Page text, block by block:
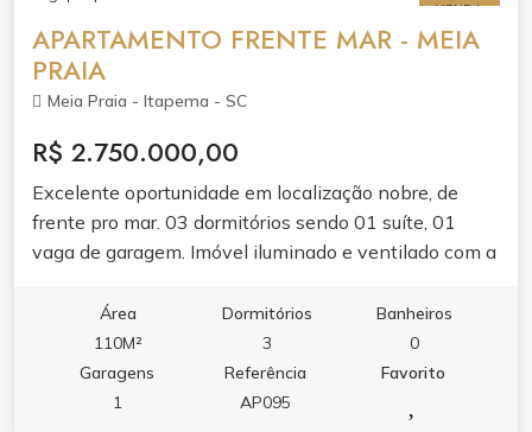
VENDA
APARTAMENTO FRENTE MAR - MEIA
PRAIA
Meia Praia - Itapema - SC
R$ 2.750.000,00
Excelente oportunidade em localização nobre, de
frente pro mar. 03 dormitórios sendo 01 suíte, 01
vaga de garagem. Imóvel iluminado e ventilado com a
família ou garantir alta rentabilidade com locação de
temporada.
Área
110M²
Dormitórios
3
Banheiros
0
Garagens
1
Referência
AP095
Favorito